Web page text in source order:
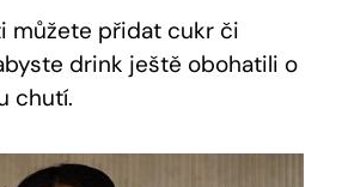
můžete přidat cukr či
drink ještě obohatili o
chutí.